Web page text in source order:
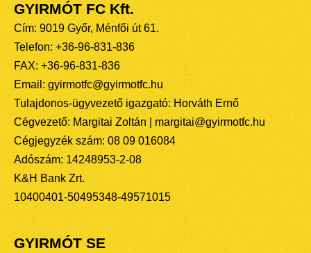
GYIRMÓT FC Kft.
Cím: 9019 Győr, Ménfői út 61.
Telefon: +36-96-831-836
FAX: +36-96-831-836
Email: gyirmotfc@gyirmotfc.hu
Tulajdonos-ügyvezető igazgató: Horváth Ernő
Cégvezető: Margitai Zoltán | margitai@gyirmotfc.hu
Cégjegyzék szám: 08 09 016084
Adószám: 14248953-2-08
K&H Bank Zrt.
10400401-50495348-49571015
GYIRMÓT SE